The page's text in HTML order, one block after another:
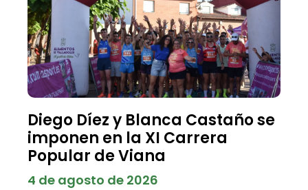
Diego Díez y Blanca Castaño se
imponen en la XI Carrera
Popular de Viana
4 de agosto de 2026